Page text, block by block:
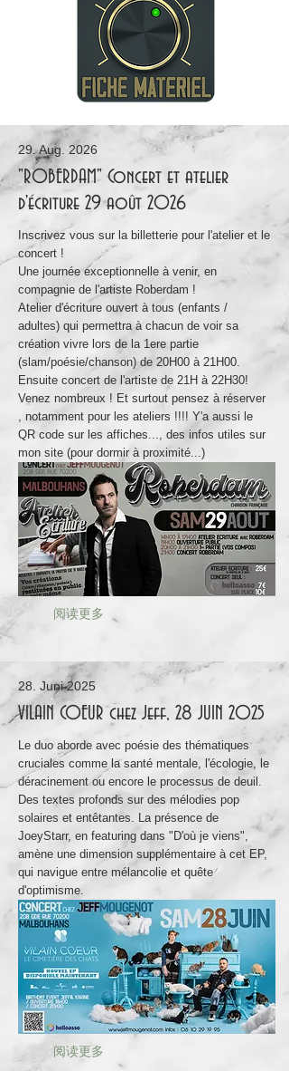
29. Aug. 2026
"ROBERDAM" Concert et atelier
d'écriture 29 août 2026
Inscrivez vous sur la billetterie pour l'atelier et le
concert !
Une journée exceptionnelle à venir, en
compagnie de l'artiste Roberdam !
Atelier d'écriture ouvert à tous (enfants /
adultes) qui permettra à chacun de voir sa
création vivre lors de la 1ere partie
(slam/poésie/chanson) de 20H00 à 21H00.
Ensuite concert de l'artiste de 21H à 22H30!
Venez nombreux ! Et surtout pensez à réserver
, notamment pour les ateliers !!!! Y'a aussi le
QR code sur les affiches..., des infos utiles sur
mon site (pour dormir à proximité...)
阅读更多
28. Juni 2025
VILAIN COEUR chez Jeff, 28 JUIN 2025
Le duo aborde avec poésie des thématiques
cruciales comme la santé mentale, l'écologie, le
déracinement ou encore le processus de deuil.
Des textes profonds sur des mélodies pop
solaires et entêtantes. La présence de
JoeyStarr, en featuring dans "D'où je viens",
amène une dimension supplémentaire à cet EP,
qui navigue entre mélancolie et quête
d'optimisme.
阅读更多